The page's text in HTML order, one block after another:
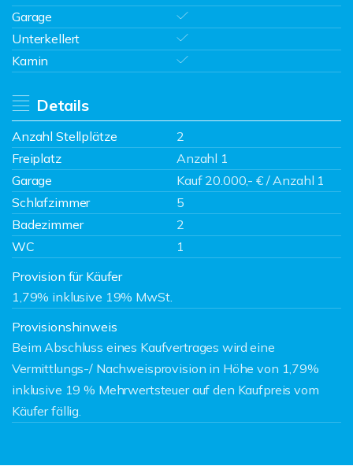
Garage
Unterkellert
Kamin
Details
Anzahl Stellplätze
2
Freiplatz
Anzahl 1
Garage
Kauf 20.000,- € / Anzahl 1
Schlafzimmer
5
Badezimmer
2
WC
1
Provision für Käufer
1,79% inklusive 19% MwSt.
Provisionshinweis
Beim Abschluss eines Kaufvertrages wird eine
Vermittlungs-/ Nachweisprovision in Höhe von 1,79%
inklusive 19 % Mehrwertsteuer auf den Kaufpreis vom
Käufer fällig.